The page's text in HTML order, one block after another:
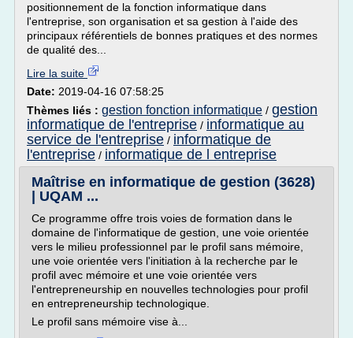
positionnement de la fonction informatique dans
l'entreprise, son organisation et sa gestion à l'aide des
principaux référentiels de bonnes pratiques et des normes
de qualité des...
Lire la suite
Date: 2019-04-16 07:58:25
Thèmes liés : gestion fonction informatique / gestion
informatique de l'entreprise / informatique au
service de l'entreprise / informatique de
l'entreprise / informatique de l entreprise
Maîtrise en informatique de gestion (3628)
| UQAM ...
Ce programme offre trois voies de formation dans le
domaine de l'informatique de gestion, une voie orientée
vers le milieu professionnel par le profil sans mémoire,
une voie orientée vers l'initiation à la recherche par le
profil avec mémoire et une voie orientée vers
l'entrepreneurship en nouvelles technologies pour profil
en entrepreneurship technologique.
Le profil sans mémoire vise à...